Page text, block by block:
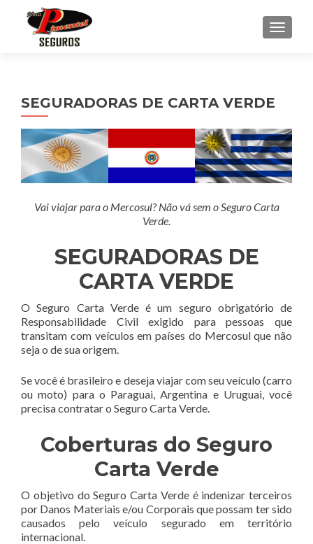
SEGURADORAS DE CARTA VERDE
Vai viajar para o Mercosul? Não vá sem o Seguro Carta
Verde.
SEGURADORAS DE
CARTA VERDE
O Seguro Carta Verde é um seguro obrigatório de
Responsabilidade Civil exigido para pessoas que
transitam com veículos em países do Mercosul que não
seja o de sua origem.
Se você é brasileiro e deseja viajar com seu veículo (carro
ou moto) para o Paraguai, Argentina e Uruguai, você
precisa contratar o Seguro Carta Verde.
Coberturas do Seguro
Carta Verde
O objetivo do Seguro Carta Verde é indenizar terceiros
por Danos Materiais e/ou Corporais que possam ter sido
causados pelo veículo segurado em território
internacional.